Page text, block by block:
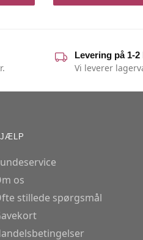
Levering på 1-2
Vi leverer
os
stillede spørgsmål